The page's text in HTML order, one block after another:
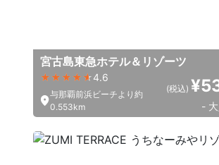
宮古島東急ホテル＆リゾーツ
4.6
与那覇前浜ビーチより約
0.553km
(税込)
-